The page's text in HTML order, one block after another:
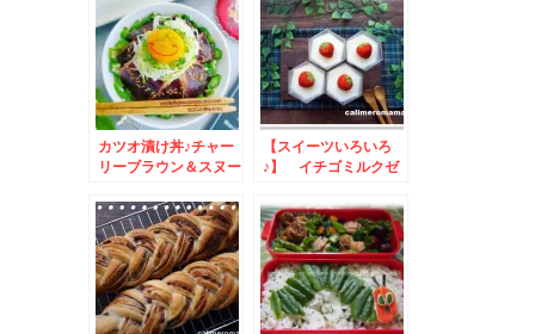
カツオ漬け丼♪チャー
リーブラウン＆スヌー
♪
【スイーツいろいろ
♪】 イチゴミルクゼ